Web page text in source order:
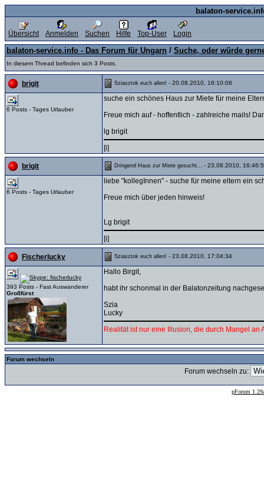
balaton-
Übersicht Anmelden Suchen Hilfe Top-User Login
balaton-service.info - Das Forum für Ungarn / Suche, oder würde
In diesem Thread befinden sich 3 Posts.
brigit Sziasztok euch allen! - 20.08.2010, 16:10:06
6 Posts - Tages Urlauber
suche ein schönes Haus zur Miete für meine
Freue mich auf - hoffentlich - zahlreiche mails!
lg brigit
[i]
brigit Dringend Haus zur Miete gesucht... - 23.08.2010,
6 Posts - Tages Urlauber
liebe "kollegInnen" - suche für meine eltern ein
Freue mich über jeden hinweis!
Lg brigit
[i]
Fischerlucky Sziasztok euch allen! - 23.08.2010, 17:04:34
393 Posts - Fast Auswanderer
Großfürst
Hallo Birgit,
habt ihr schonmal in der Balatonzeitung
Szia
Lucky
Realität ist nur eine Illusion, die durch Mangel an
Forum wechseln
Forum wechseln zu:
pForum